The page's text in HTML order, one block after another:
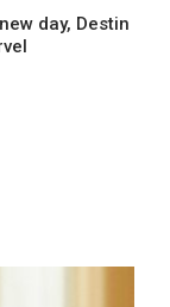
day, Destin